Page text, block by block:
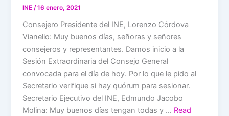
INE/16 enero, 2021
Consejero Presidente del INE, Lorenzo Córdova
Vianello: Muy buenos días, señoras y señores
consejeros y representantes. Damos inicio a la
Sesión Extraordinaria del Consejo General
convocada para el día de hoy. Por lo que le pido al
Secretario verifique si hay quórum para sesionar.
Secretario Ejecutivo del INE, Edmundo Jacobo
Molina: Muy buenos días tengan todas y … Read